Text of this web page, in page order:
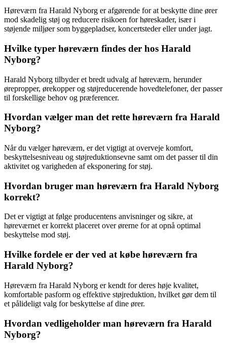
Høreværn fra Harald Nyborg er afgørende for at beskytte dine ører
mod skadelig støj og reducere risikoen for høreskader, især i
støjende miljøer som byggepladser, koncertsteder eller under jagt.
Hvilke typer høreværn findes der hos Harald
Nyborg?
Harald Nyborg tilbyder et bredt udvalg af høreværn, herunder
ørepropper, ørekopper og støjreducerende hovedtelefoner, der passer
til forskellige behov og præferencer.
Hvordan vælger man det rette høreværn fra Harald
Nyborg?
Når du vælger høreværn, er det vigtigt at overveje komfort,
beskyttelsesniveau og støjreduktionsevne samt om det passer til din
aktivitet og varigheden af eksponering for støj.
Hvordan bruger man høreværn fra Harald Nyborg
korrekt?
Det er vigtigt at følge producentens anvisninger og sikre, at
høreværnet er korrekt placeret over ørerne for at opnå optimal
beskyttelse mod støj.
Hvilke fordele er der ved at købe høreværn fra
Harald Nyborg?
Høreværn fra Harald Nyborg er kendt for deres høje kvalitet,
komfortable pasform og effektive støjreduktion, hvilket gør dem til
et pålideligt valg for beskyttelse af dine ører.
Hvordan vedligeholder man høreværn fra Harald
Nyborg?